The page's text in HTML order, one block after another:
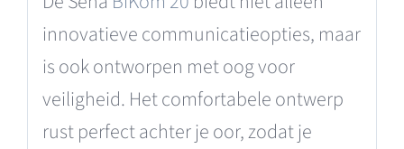
innovatieve communicatieopties, maar
is ook ontworpen met oog voor
veiligheid. Het comfortabele ontwerp
rust perfect achter je oor, zodat je